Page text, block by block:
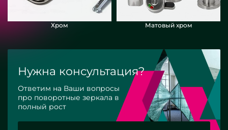
Хром Матовый хром
Нужна консультация?
Ответим на Ваши вопросы
про поворотные зеркала в
полный рост